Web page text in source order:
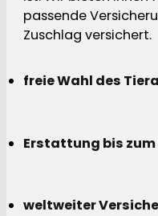
passende
Zuschlag versichert.
freie Wahl des
Erstattung bis
weltweiter